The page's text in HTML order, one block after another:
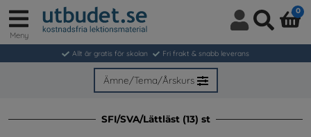
in
/
Meny
0
Allt är gratis för skolan Fri frakt & snabb leverans
Ämne/Tema/Årskurs
SFI/SVA/Lättläst (13) st